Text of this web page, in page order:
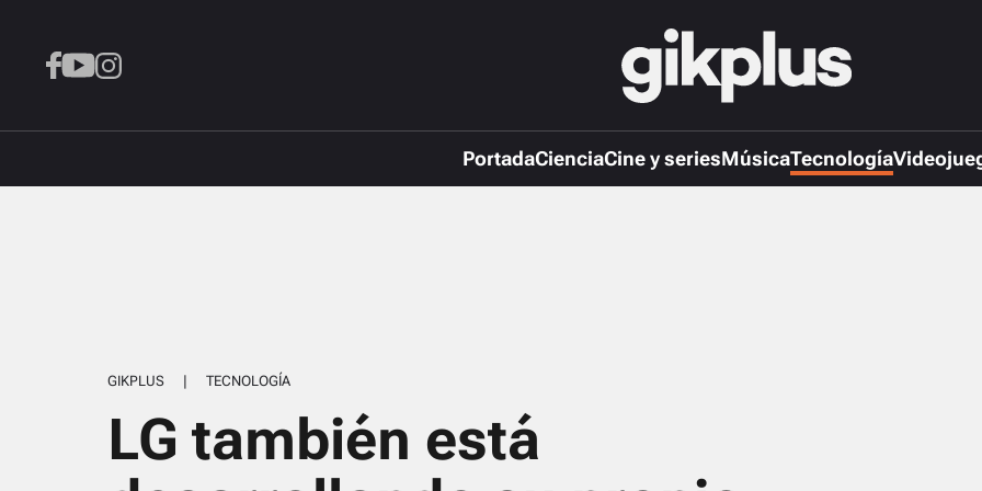
PortadaCienciaCine y seriesMúsicaTecnología
GIKPLUS | TECNOLOGÍA
LG también está